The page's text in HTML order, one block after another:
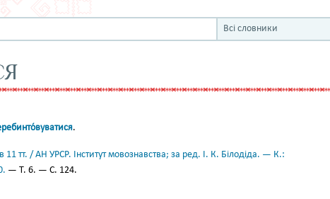
Всі словники
.
11 тт. / АН УРСР. Інститут мовознавства; за ред. І. К. Білодіда. — К.:
— Т. 6. — С. 124.